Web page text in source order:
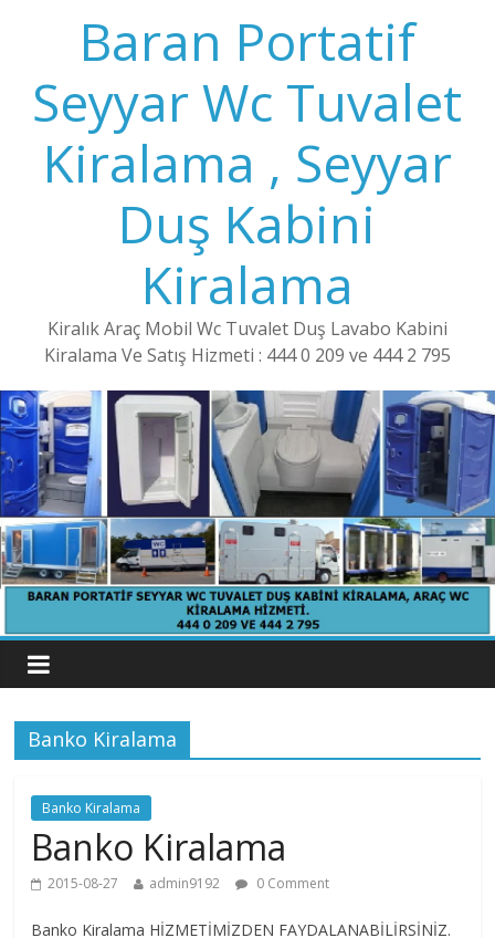
Baran Portatif
Seyyar Wc Tuvalet
Kiralama , Seyyar
Duş Kabini
Kiralama
Kiralık Araç Mobil Wc Tuvalet Duş Lavabo Kabini
Kiralama Ve Satış Hizmeti : 444 0 209 ve 444 2 795
Banko Kiralama
Banko Kiralama
Banko Kiralama
2015-08-27 admin9192 0 Comment
Banko Kiralama HİZMETİMİZDEN FAYDALANABİLİRSİNİZ.